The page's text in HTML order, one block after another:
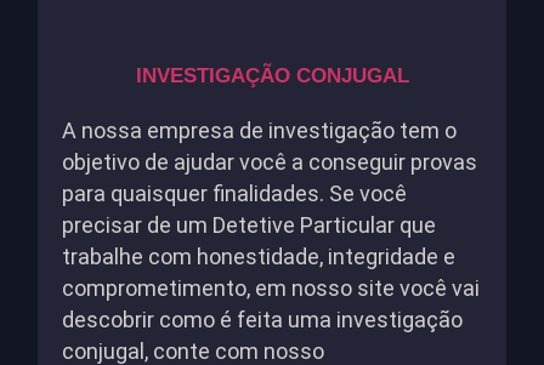
INVESTIGAÇÃO CONJUGAL
A nossa empresa de investigação tem o
objetivo de ajudar você a conseguir provas
para quaisquer finalidades. Se você
precisar de um Detetive Particular que
trabalhe com honestidade, integridade e
comprometimento, em nosso site você vai
descobrir como é feita uma investigação
conjugal, conte com nosso